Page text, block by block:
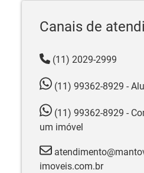
Canais de
(11) 2029-2999
(11) 99362-8929 -
(11) 99362-8929 -
um imóvel
imoveis.com.br